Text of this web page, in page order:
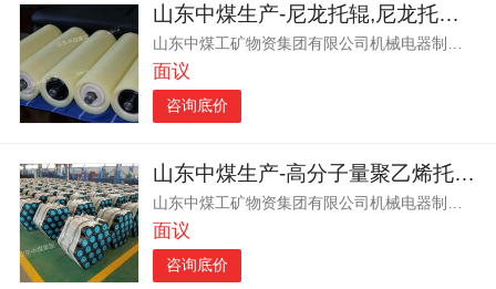
山东中煤生产-尼龙托辊,尼龙托辊-质量,厂家直销-尼龙托辊
山东中煤工矿物资集团有限公司机械电器制造分公司
面议
咨询底价
山东中煤生产-高分子量聚乙烯托辊,高分子量聚乙烯托辊-质量
面议
咨询底价